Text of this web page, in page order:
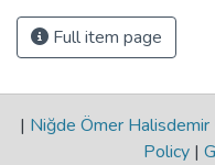
Full item page
| Niğde Ömer
Policy |